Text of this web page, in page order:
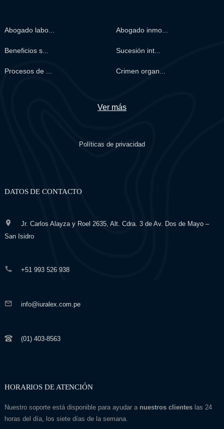
Abogado labo... Abogado inmo...
Beneficios s... Sucesión int...
Procesos de ... Crimen organ...
Ver más
Políticas de privacidad
DATOS DE CONTACTO
Jr. Carlos Alayza y Roel 2635, Alt. Cdra. 3 de Av. Dos de Mayo –
San Isidro
+51 993 526 938
info@iuralex.com.pe
(01) 403-8563
HORARIOS DE ATENCIÓN
Nuestro soporte está disponible para ayudar a nuestros clienteslas 24
horas del día, los siete días de la semana.